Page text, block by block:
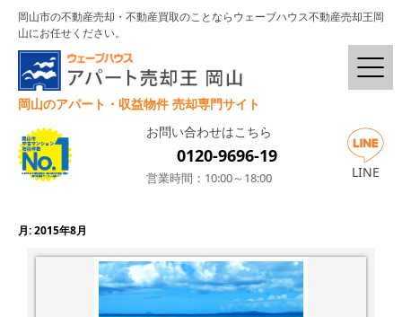
岡山市の不動産売却・不動産買取のことならウェーブハウス不動産売却王岡
山にお任せください。
岡山のアパート・収益物件 売却専門サイト
お問い合わせはこちら
0120-9696-19
営業時間：10:00～18:00 LINE
月:2015年8月